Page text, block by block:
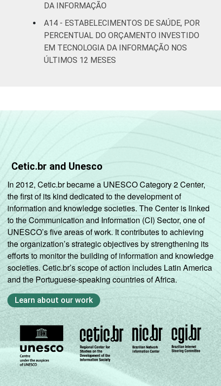
DA INFORMAÇÃO
A14 - ESTABELECIMENTOS DE SAÚDE, POR
PERCENTUAL DO ORÇAMENTO INVESTIDO
EM TECNOLOGIA DA INFORMAÇÃO NOS
ÚLTIMOS 12 MESES
Cetic.br and Unesco
In 2012, Cetic.br became a UNESCO Category 2 Center,
the first of its kind dedicated to the development of
information and knowledge societies. The Center is linked
to the Communication and Information (CI) Sector, one of
UNESCO’s five areas of work. It contributes to achieving
the organization’s strategic objectives by strengthening its
efforts to monitor the building of information and knowledge
societies. Cetic.br’s scope of action includes Latin America
and the Portuguese-speaking countries of Africa.
Learn about our work